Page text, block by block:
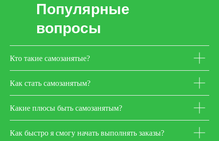
Популярные
вопросы
Кто такие самозанятые?
Как стать самозанятым?
Какие плюсы быть самозанятым?
Как быстро я смогу начать выполнять заказы?